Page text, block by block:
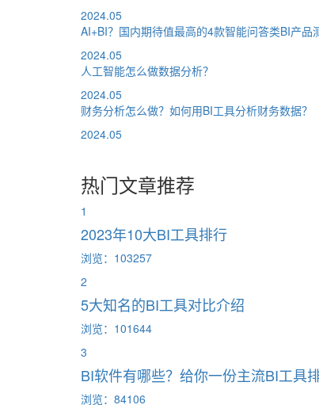
2024.05
AI+BI？国内期待值最高的4款智能问答类BI产品
2024.05
人工智能怎么做数据分析？
2024.05
财务分析怎么做？如何用BI工具分析财务数据？
2024.05
热门文章推荐
1
2023年10大BI工具排行
浏览：103257
2
5大知名的BI工具对比介绍
浏览：101644
3
BI软件有哪些？给你一份主流BI工具
浏览：84106